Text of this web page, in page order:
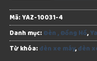
Mã:YAZ-10031-4
Danh mục:Đèn , Đồng Hồ,
Từ khóa:đèn xe máy,đèn